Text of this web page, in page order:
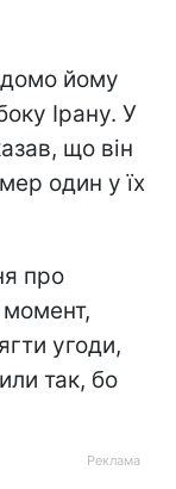
йому
Ірану. У
що він
один у їх
про
момент,
угоди,
так, бо